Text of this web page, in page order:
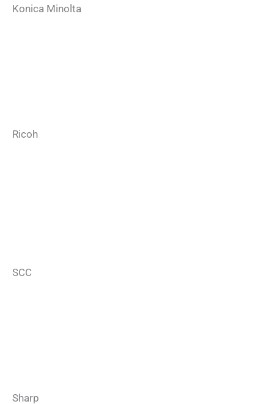
Konica Minolta
Ricoh
SCC
Sharp